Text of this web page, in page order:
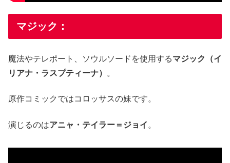
マジック：
魔法やテレポート、ソウルソードを使用するマジック（イ
リアナ・ラスプティーナ）
。
原作コミックではコロッサスの妹です。
演じるのはアニャ・テイラー＝ジョイ 。